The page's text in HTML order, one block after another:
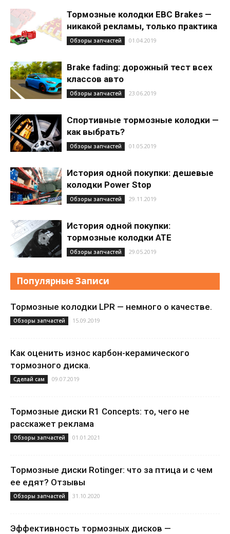
Тормозные колодки EBC Brakes —
никакой рекламы, только практика
Обзоры запчастей 01.04.2019
Brake fading: дорожный тест всех
классов авто
Обзоры запчастей 23.06.2019
Спортивные тормозные колодки —
как выбрать?
Обзоры запчастей 01.05.2019
История одной покупки: дешевые
колодки Power Stop
Обзоры запчастей 29.11.2019
История одной покупки:
тормозные колодки ATE
Обзоры запчастей 29.05.2019
Популярные Записи
Тормозные колодки LPR — немного о качестве.
Обзоры запчастей 15.09.2019
Как оценить износ карбон-керамического
тормозного диска.
Сделай сам 09.07.2019
Тормозные диски R1 Concepts: то, чего не
расскажет реклама
Обзоры запчастей 01.01.2021
Тормозные диски Rotinger: что за птица и с чем
ее едят? Отзывы
Обзоры запчастей 31.10.2020
Эффективность тормозных дисков —